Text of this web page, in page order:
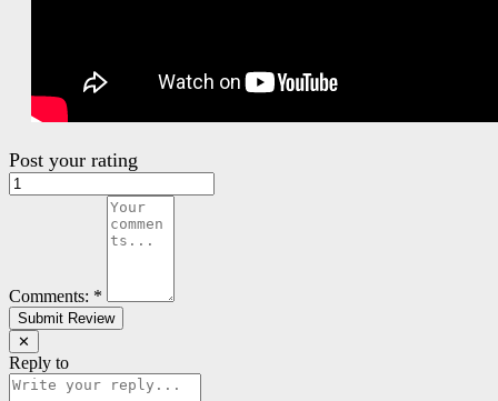
Post your rating
Comments: *
✕
Reply to